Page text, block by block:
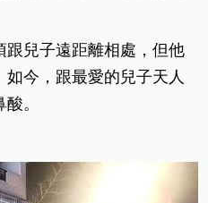
跟兒子遠距離相處，但他
今，跟最愛的兒子天人
。